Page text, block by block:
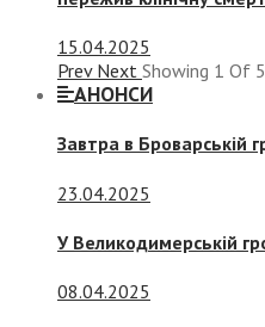
15.04.2025
Prev Next Showing 1 Of
АНОНСИ
Завтра в Броварській
23.04.2025
У Великодимерській
08.04.2025